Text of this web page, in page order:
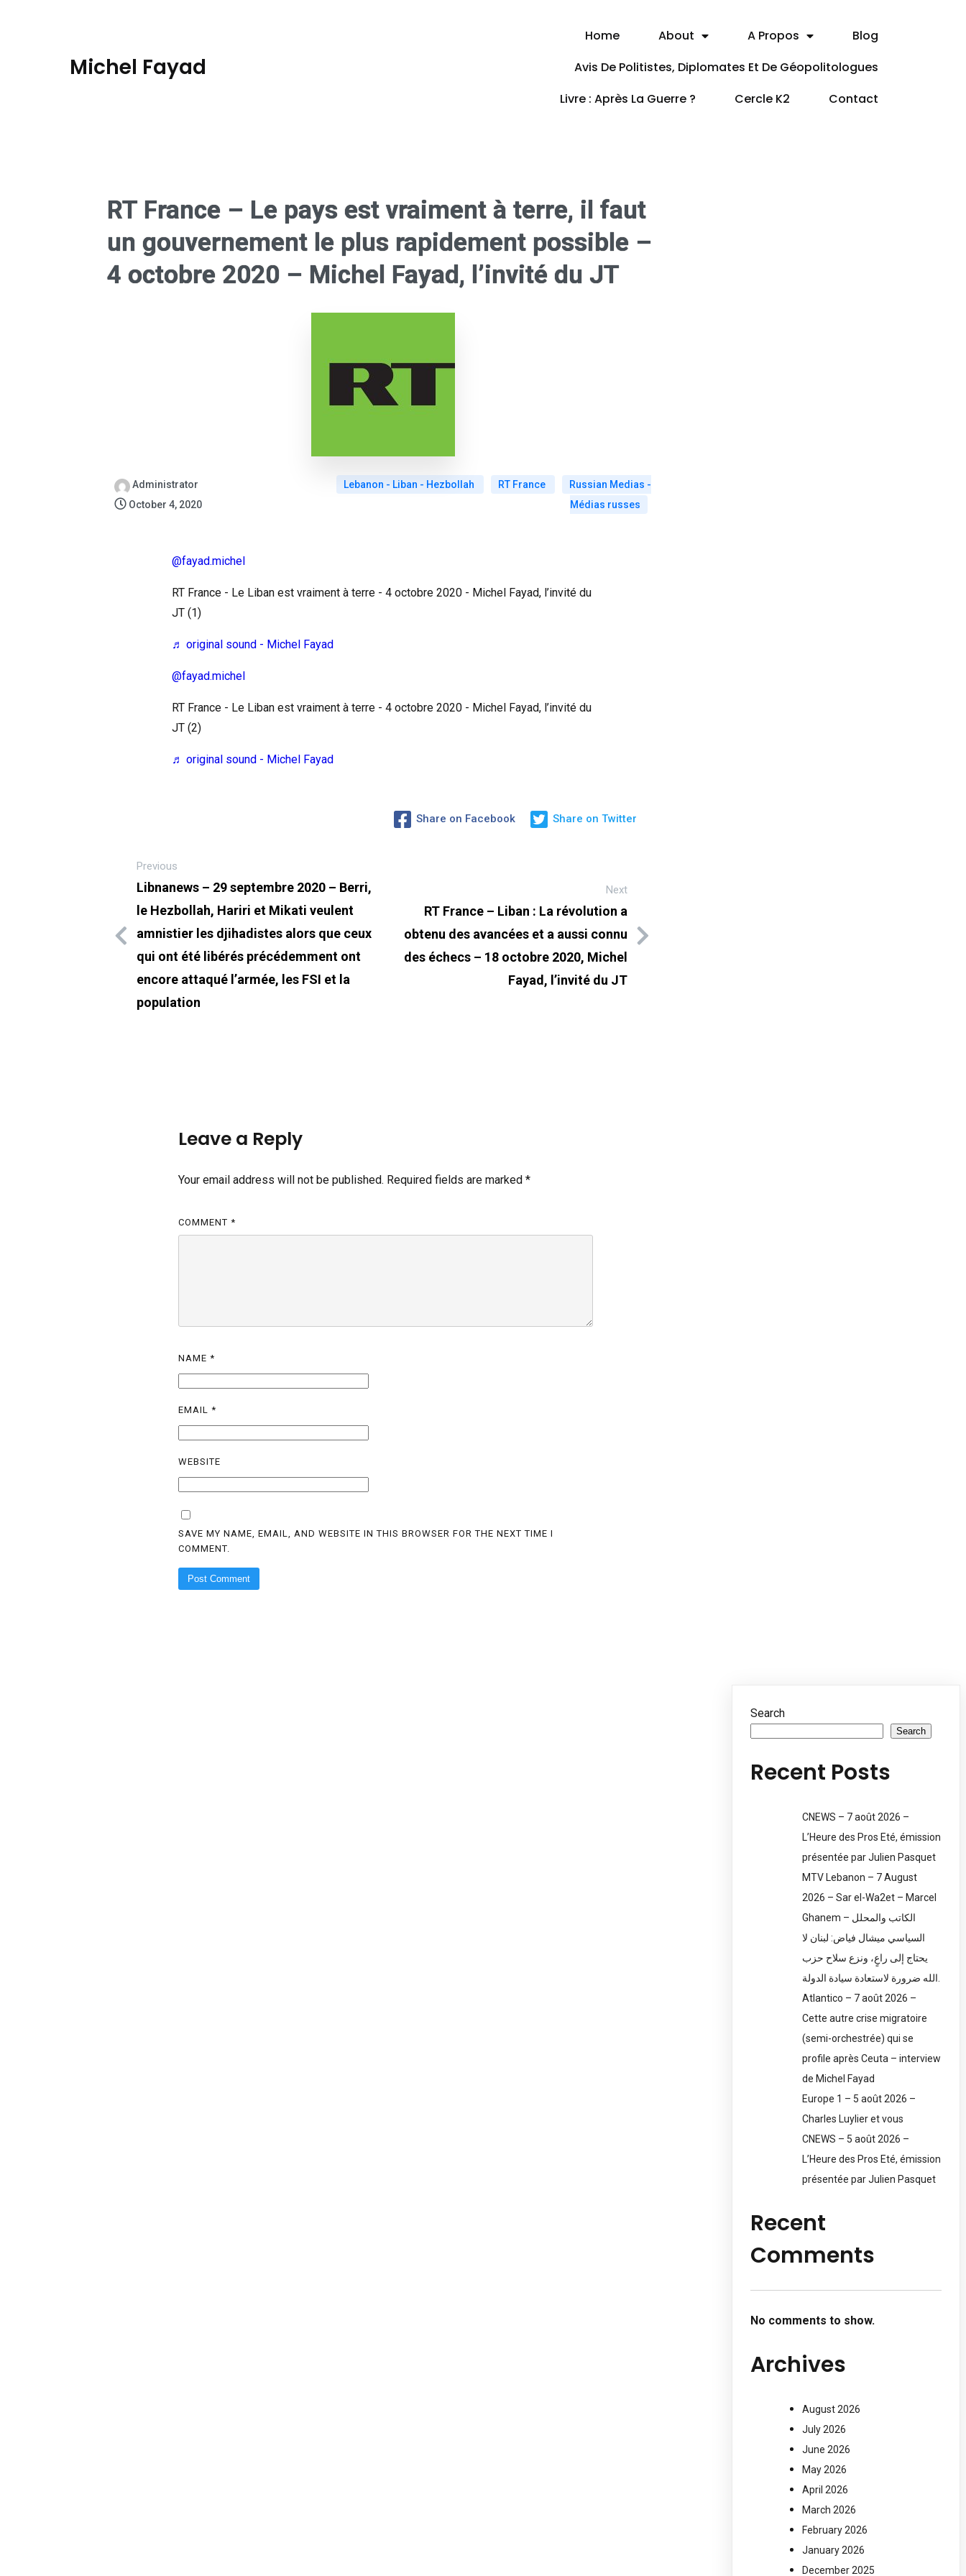
Michel Fayad
Home About A Propos
Blog
Avis De Politistes, Diplomates Et De Géopolitologues
Livre : Après La Guerre ?
Cercle K2 Contact
RT France – Le pays est vraiment à terre, il faut
un gouvernement le plus rapidement possible –
4 octobre 2020 – Michel Fayad, l’invité du JT
Administrator
October 4, 2020
Lebanon - Liban - Hezbollah RT France
Russian Medias -
Médias russes
@fayad.michel
RT France - Le Liban est vraiment à terre - 4 octobre 2020 - Michel Fayad, l’invité du
JT (1)
♬ original sound - Michel Fayad
@fayad.michel
RT France - Le Liban est vraiment à terre - 4 octobre 2020 - Michel Fayad, l’invité du
JT (2)
♬ original sound - Michel Fayad
Share on Facebook Share on Twitter
Previous
Libnanews – 29 septembre 2020 – Berri,
le Hezbollah, Hariri et Mikati veulent
amnistier les djihadistes alors que ceux
qui ont été libérés précédemment ont
encore attaqué l’armée, les FSI et la
population
Next
RT France – Liban : La révolution a
obtenu des avancées et a aussi connu
des échecs – 18 octobre 2020, Michel
Fayad, l’invité du JT
Leave a Reply
Your email address will not be published. Required fields are marked*
COMMENT*
NAME*
EMAIL*
WEBSITE
SAVE MY NAME, EMAIL, AND WEBSITE IN THIS BROWSER FOR THE NEXT TIME I
COMMENT.
Search
Search
Recent Posts
CNEWS – 7 août 2026 –
L’Heure des Pros Eté, émission
présentée par Julien Pasquet
MTV Lebanon – 7 August
2026 – Sar el-Wa2et – Marcel
Ghanem – الكاتب والمحلل
السياسي ميشال فياض: لبنان لا
يحتاج إلى راعٍ، ونزع سلاح حزب
الله ضرورة لاستعادة سيادة الدولة.
Atlantico – 7 août 2026 –
Cette autre crise migratoire
(semi-orchestrée) qui se
profile après Ceuta – interview
de Michel Fayad
Europe 1 – 5 août 2026 –
Charles Luylier et vous
CNEWS – 5 août 2026 –
L’Heure des Pros Eté, émission
présentée par Julien Pasquet
Recent
Comments
No comments to show.
Archives
August 2026
July 2026
June 2026
May 2026
April 2026
March 2026
February 2026
January 2026
December 2025